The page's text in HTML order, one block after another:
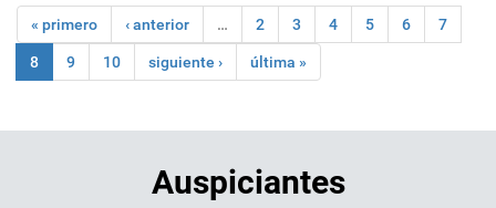
« primero ‹ anterior … 2 3 4 5 6 7
8 9 10 siguiente › última »
Auspiciantes